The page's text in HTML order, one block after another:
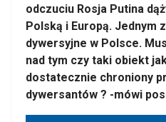
odczuciu Rosja Putina
Polską i Europą. Jednym
dywersyjne w Polsce.
nad tym czy taki obiekt
dostatecznie chroniony
dywersantów ? -mówi